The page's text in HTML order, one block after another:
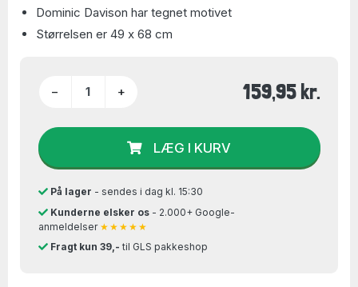
Dominic Davison har tegnet motivet
Størrelsen er 49 x 68 cm
− + 159,95 kr.
LÆG I KURV
På lager - sendes i dag kl. 15:30
Kunderne elsker os- 2.000+ Google-
anmeldelser ★★★★★
Fragt kun 39,- til GLS pakkeshop